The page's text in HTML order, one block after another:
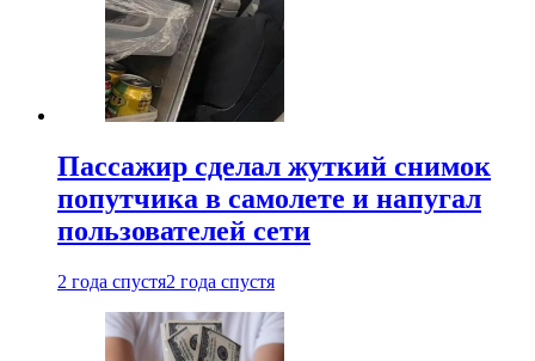
Пассажир сделал жуткий снимок
попутчика в самолете и напугал
пользователей сети
2 года спустя2 года спустя